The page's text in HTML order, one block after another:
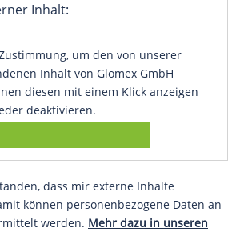
Inhalt:
um den von unserer
Inhalt von Glomex GmbH
diesen mit einem Klick anzeigen
deaktivieren.
dass mir externe Inhalte
können personenbezogene Daten an
werden. Mehr dazu in unseren